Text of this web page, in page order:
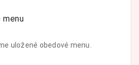
menu
uložené obedové menu.